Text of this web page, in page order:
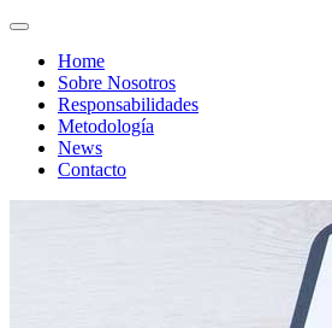
Home
Sobre Nosotros
Responsabilidades
Metodología
News
Contacto